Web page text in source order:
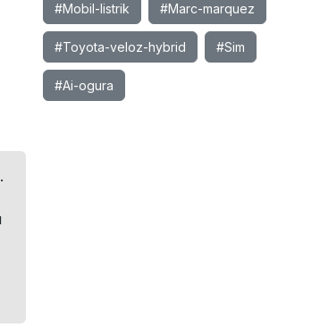
#Mobil-listrik #Marc-marquez
#Toyota-veloz-hybrid #Sim
#Ai-ogura